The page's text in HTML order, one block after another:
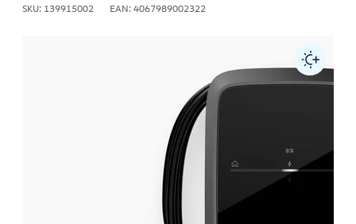
SKU: 139915002 EAN: 4067989002322